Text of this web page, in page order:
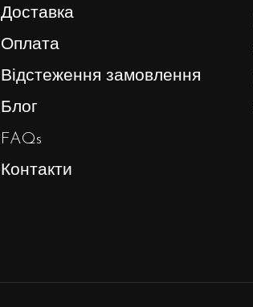
Доставка
Оплата
Відстеження замовлення
Блог
FAQs
Контакти